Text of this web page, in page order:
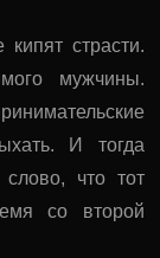
страсти.
мужчины.
И тогда
слово, что тот
со второй